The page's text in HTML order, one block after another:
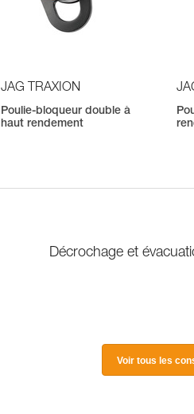
JAG TRAXION
Poulie-bloqueur double à
haut rendement
Décrochage et
Voir tous les